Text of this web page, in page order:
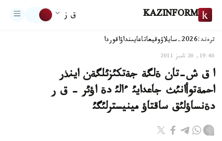
KAZINFORM ق ز
ترەند:2026-سايلاۋ وقيعاتاعايىنداۋاقوردا
19:46, 26 تامىز 2011
ا ق ش-تان ةلگة جةتكئزئلگةن اينذر
احمةتوأانئث جاعدايئ ءالئ دة اؤئر - ق ر
دةنساؤلئق ساقتاؤ مينيسترلئگئ